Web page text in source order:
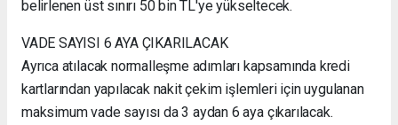
belirlenen üst sınırı 50 bin TL'ye yükseltecek.
VADE SAYISI 6 AYA ÇIKARILACAK
Ayrıca atılacak normalleşme adımları kapsamında kredi
kartlarından yapılacak nakit çekim işlemleri için uygulanan
maksimum vade sayısı da 3 aydan 6 aya çıkarılacak.